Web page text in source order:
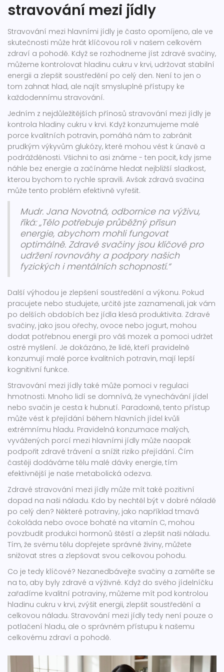
stravování mezi jídly
Stravování mezi hlavními jídly je často opomíjeno, ale ve
skutečnosti může hrát klíčovou roli v našem celkovém
zdraví a pohodě. Když se rozhodneme jíst zdravé svačiny,
můžeme kontrolovat hladinu cukru v krvi, udržovat stabilní
energii a zlepšit soustředění po celý den. Není to jen o
tom zahnat hlad, ale najít smysluplné přístupy ke
každodennímu stravování.
Jedním z nejdůležitějších přínosů stravování mezi jídly je
kontrola hladiny cukru v krvi. Když konzumujeme malé
porce kvalitních potravin, pomáhá nám to zabránit
prudkým výkyvům glukózy, které mohou vést k únavě a
podrážděnosti. Všichni to asi známe - ten pocit, kdy jsme
náhle bez energie a začínáme hledat nejbližší sladkost,
kterou bychom to rychle spravili. Avšak zdravá svačina
může tento problém efektivně vyřešit.
Mudr. Jana Novotná, odbornice na výživu,
říká: „Tělo potřebuje průběžný přísun
energie, abychom mohli fungovat
optimálně. Zdravé svačiny jsou klíčové pro
udržení rovnováhy a podpory našich
fyzických i mentálních schopností.“
Další výhodou je zlepšení soustředění a výkonu. Pokud
pracujete nebo studujete, určitě jste zaznamenali, jak vám
po delších obdobích bez jídla klesá produktivita. Zdravé
svačiny, jako jsou ořechy, ovoce nebo jogurt, mohou
dodat potřebnou energii pro váš mozek a pomoci udržet
ostré myšlení. Je dokázáno, že lidé, kteří pravidelně
konzumují malé porce kvalitních potravin, mají lepší
kognitivní funkce.
Stravování mezi jídly také může pomoci v regulaci
hmotnosti. Mnoho lidí se domnívá, že vynechávání jídel
nebo svačin je cesta k hubnutí. Paradoxně, tento přístup
může vést k přejídání během hlavních jídel kvůli
extrémnímu hladu. Pravidelná konzumace malých,
vyvážených porcí mezi hlavními jídly může naopak
podpořit zdravé trávení a snížit riziko přejídání. Čím
častěji dodáváme tělu malé dávky energie, tím
efektivnější je naše metabolická odezva.
Zdravé stravování mezi jídly může mít také pozitivní
dopad na naši náladu. Kdo by nechtěl být v dobré náladě
po celý den? Některé potraviny, jako například tmavá
čokoláda nebo ovoce bohaté na vitamín C, mohou
povzbudit produkci hormonů štěstí a zlepšit naši náladu.
Tím, že svému tělu dopřejete správné živiny, můžete
snižovat stres a zlepšovat svou celkovou pohodu.
Co je tedy klíčové? Nezanedbávejte svačiny a zaměřte se
na to, aby byly zdravé a výživné. Když do svého jídelníčku
zařadíme kvalitní potraviny, můžeme mít pod kontrolou
hladinu cukru v krvi, zvýšit energii, zlepšit soustředění a
celkovou náladu. Stravování mezi jídly tedy není pouze o
potlačení hladu, ale o správném přístupu k našemu
celkovému zdraví a pohodě.